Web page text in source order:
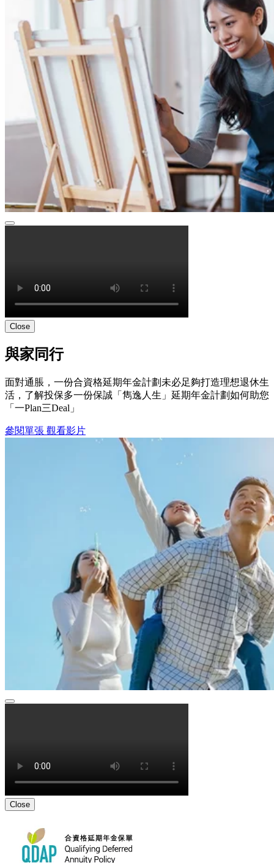
Close
與家同行
面對通脹，一份合資格延期年金計劃未必足夠打造理想退休生
活，了解投保多一份保誠「雋逸人生」延期年金計劃如何助您
「一Plan三Deal」
參閱單張 觀看影片
Close